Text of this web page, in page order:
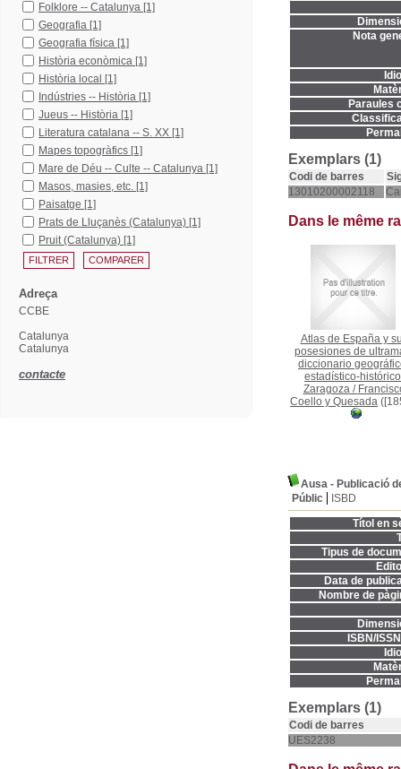
Nota
Paraules
Exemplars (1)
Codi de barres
13010200002118
Dans le même
Atlas de España y
posesiones de
diccionario
estadístico-
Zaragoza/
Coello y Quesada
Ausa - Publicació
Públic
ISBD
Títol en
Tipus de
Data de
Nombre de
ISBN/
Exemplars (1)
Codi de barres
UES2238
Folklore -- Catalunya [1]
Geografia [1]
Geografia física [1]
Història econòmica [1]
Història local [1]
Indústries -- Història [1]
Jueus -- Història [1]
Literatura catalana -- S. XX [1]
Mapes topogràfics [1]
Mare de Déu -- Culte -- Catalunya [1]
Masos, masies, etc. [1]
Paisatge [1]
Prats de Lluçanès (Catalunya) [1]
Pruit (Catalunya) [1]
Adreça
CCBE
Catalunya
Catalunya
contacte